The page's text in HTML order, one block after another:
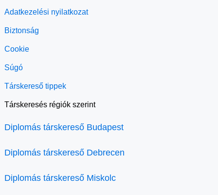
Adatkezelési nyilatkozat
Biztonság
Cookie
Súgó
Társkereső tippek
Társkeresés régiók szerint
Diplomás társkereső Budapest
Diplomás társkereső Debrecen
Diplomás társkereső Miskolc